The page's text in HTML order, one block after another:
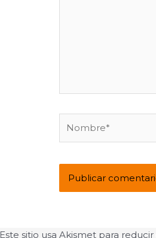
Este sitio usa Akismet para